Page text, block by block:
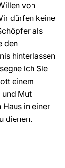
von
dürfen keine
als
den
hinterlassen
ich Sie
einem
und Mut
Haus in einer
dienen.